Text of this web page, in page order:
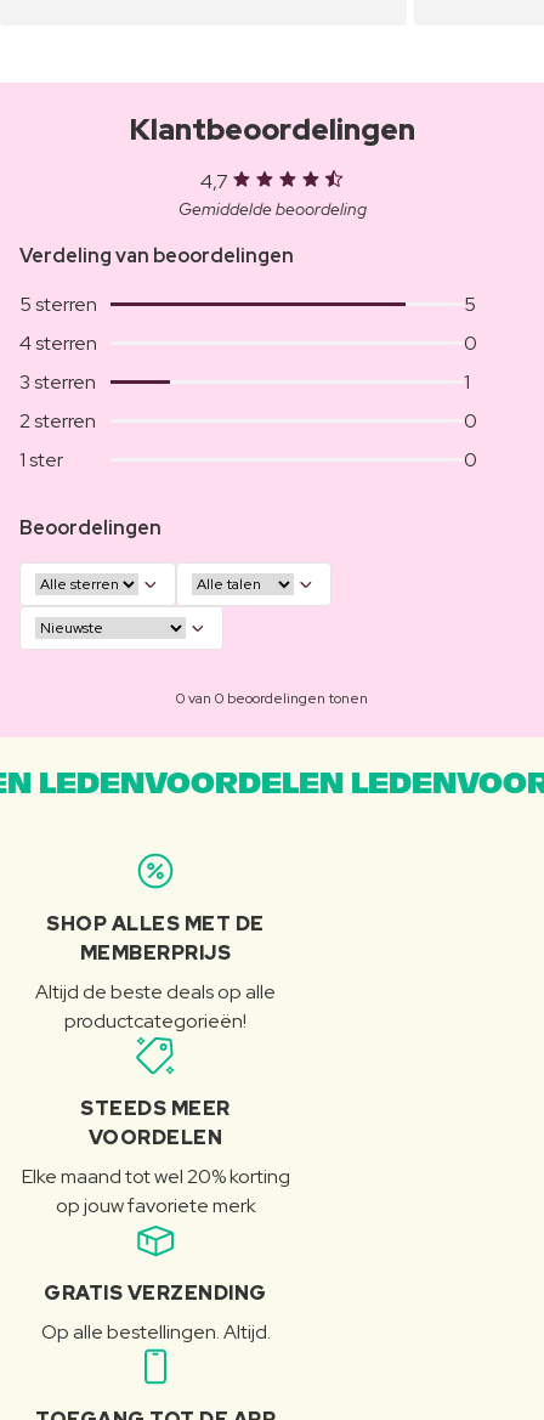
Klantbeoordelingen
4,7
Gemiddelde beoordeling
Verdeling van beoordelingen
5 sterren
5
4 sterren
0
3 sterren
1
2 sterren
0
1 ster
0
Beoordelingen
0 van 0 beoordelingen tonen
LEDENVOORDELEN
SHOP ALLES MET DE
MEMBERPRIJS
Altijd de beste deals op alle
productcategorieën!
STEEDS MEER
VOORDELEN
Elke maand tot wel 20% korting
op jouw favoriete merk
GRATIS VERZENDING
Op alle bestellingen. Altijd.